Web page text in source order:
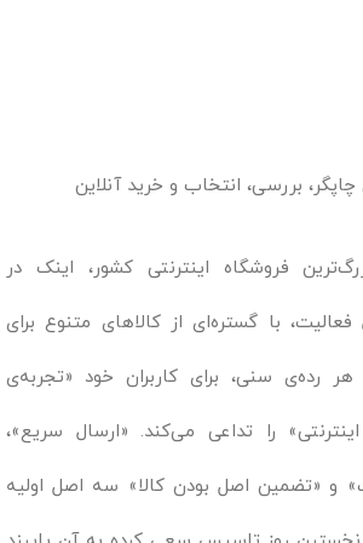
چاپگر، بررسی، انتخاب و خرید آنلاین
فروشگاه اینترنتی کشور، اینک در
با گستره‌ای از کالاهای متنوع برای
رده‌ی سنی، برای کاربران خود «تجربه‌ی
را تداعی می‌کند. «ارسال سریع»،
و «تضمین اصل بودن کالا» سه اصل اولیه